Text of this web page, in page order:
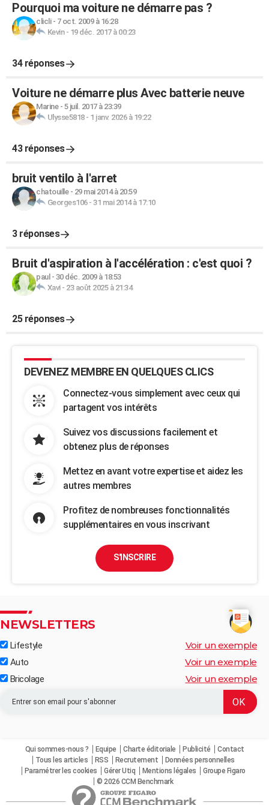
Pourquoi ma voiture ne démarre pas ?
clicli- 7 oct. 2009 à 16:28
Kevin- 19 déc. 2017 à 00:23
34 réponses
Voiture ne démarre plus Avec batterie neuve
Marine- 5 juil. 2017 à 23:39
Ulysse5818- 1 janv. 2026 à 19:22
43 réponses
bruit ventilo à l'arret
chatouille- 29 mai 2014 à 20:59
Georges106- 31 mai 2014 à 17:10
3 réponses
Bruit d'aspiration à l'accélération : c'est quoi ?
paul - 30 déc. 2009 à 18:53
Xavi- 23 août 2025 à 21:34
25 réponses
DEVENEZ MEMBRE EN QUELQUES CLICS
Connectez-vous simplement avec ceux qui
partagent vos intérêts
Suivez vos discussions facilement et
obtenez plus de réponses
Mettez en avant votre expertise et aidez les
autres membres
Profitez de nombreuses fonctionnalités
supplémentaires en vous inscrivant
S'INSCRIRE
NEWSLETTERS
Lifestyle Voir un exemple
Auto Voir un exemple
Bricolage Voir un exemple
Qui sommes-nous ? Equipe Charte éditoriale Publicité
Contact
Tous les articles
RSS Recrutement
Données personnelles
Paramétrer les cookies
Gérer Utiq Mentions légales
Groupe Figaro
© 2026 CCM Benchmark